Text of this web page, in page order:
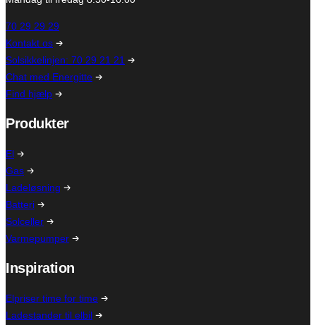
70 29 29 29
Kontakt os
Solsikkelinjen: 70 29 21 21
Chat med Energitte
Find hjælp
Produkter
El
Gas
Ladeløsning
Batteri
Solceller
Varmepumper
Inspiration
Elpriser time for time
Ladestander til elbil